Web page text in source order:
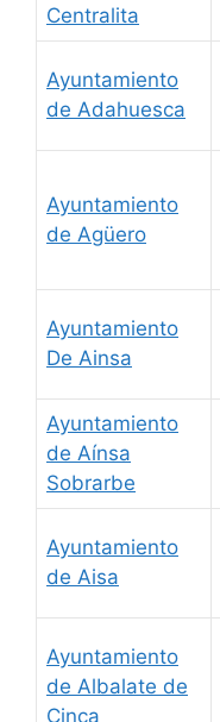
Centralita
Ayuntamiento
de Adahuesca
Ayuntamiento
de Agüero
Ayuntamiento
De Ainsa
Ayuntamiento
de Aínsa
Sobrarbe
Ayuntamiento
de Aisa
Ayuntamiento
de Albalate de
Cinca